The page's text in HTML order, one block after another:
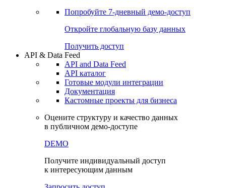
Попробуйте 7-дневный демо-доступ
Откройте глобальную базу данных
Получить доступ
API & Data Feed
API and Data Feed
API каталог
Готовые модули интеграции
Документация
Кастомные проекты для бизнеса
Оцените структуру и качество данных
в публичном демо-доступе
DEMO
Получите индивидуальный доступ
к интересующим данным